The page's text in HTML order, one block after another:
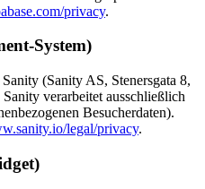
privacy.
System)
(Sanity AS, Stenersgata 8,
verarbeitet ausschließlich
Besucherdaten).
legal/privacy.